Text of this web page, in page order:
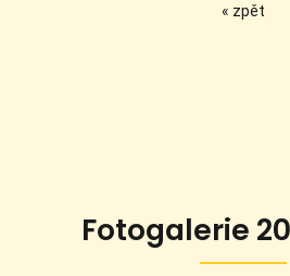
« zpět
Fotogalerie